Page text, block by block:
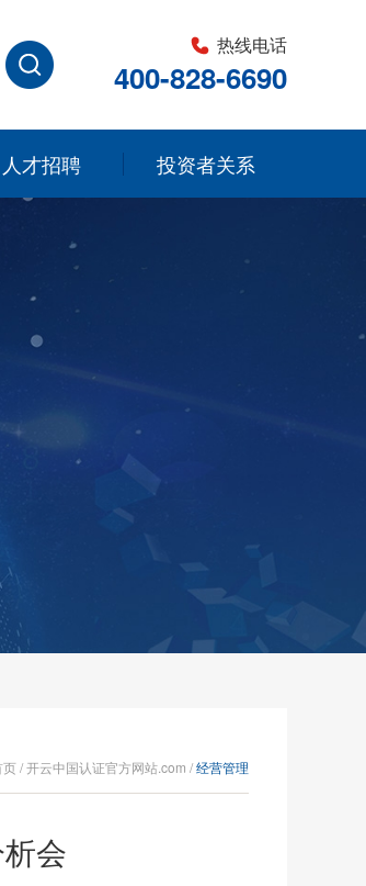
热线电话
400-828-6690
人才招聘 投资者关系
页/开云中国认证官方网站.com /经营管理
会